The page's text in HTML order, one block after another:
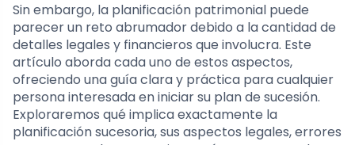
Sin embargo, la planificación patrimonial puede
parecer un reto abrumador debido a la cantidad de
detalles legales y financieros que involucra. Este
artículo aborda cada uno de estos aspectos,
ofreciendo una guía clara y práctica para cualquier
persona interesada en iniciar su plan de sucesión.
Exploraremos qué implica exactamente la
planificación sucesoria, sus aspectos legales, errores